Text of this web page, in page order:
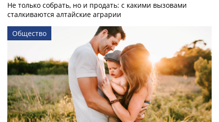
Не только собрать, но и продать: с какими вызовами
сталкиваются алтайские аграрии
Общество